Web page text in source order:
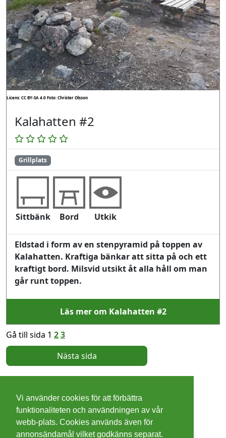
Licens: CC BY-SA 4.0Foto: Christer Olsson
Kalahatten #2
Grillplats
Sittbänk Bord Utkik
Eldstad i form av en stenpyramid på toppen av
Kalahatten. Kraftiga bänkar att sitta på och ett
kraftigt bord. Milsvid utsikt åt alla håll om man
går runt toppen.
Läs mer om Kalahatten #2
Gå till sida 1 23
Nästa sida
Cookies
Integritetspolicy
Vi använder cookies för att förbättra
funktionaliteten och användningen av vår
webb-plats. Cookies används även för
annonsändamål vilket godkänns separat.